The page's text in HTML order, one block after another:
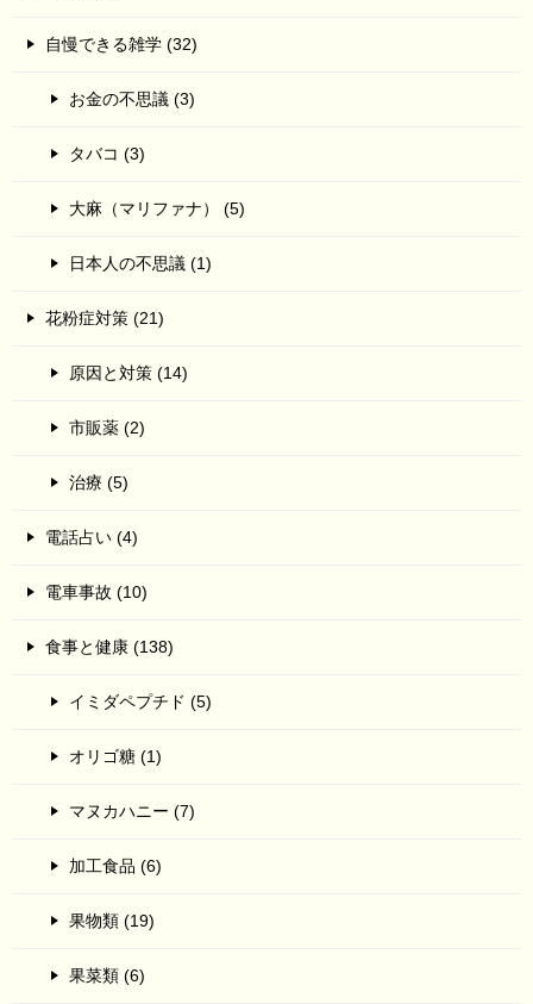
自慢できる雑学 (32)
お金の不思議 (3)
タバコ (3)
大麻（マリファナ） (5)
日本人の不思議 (1)
花粉症対策 (21)
原因と対策 (14)
市販薬 (2)
治療 (5)
電話占い (4)
電車事故 (10)
食事と健康 (138)
イミダペプチド (5)
オリゴ糖 (1)
マヌカハニー (7)
加工食品 (6)
果物類 (19)
果菜類 (6)